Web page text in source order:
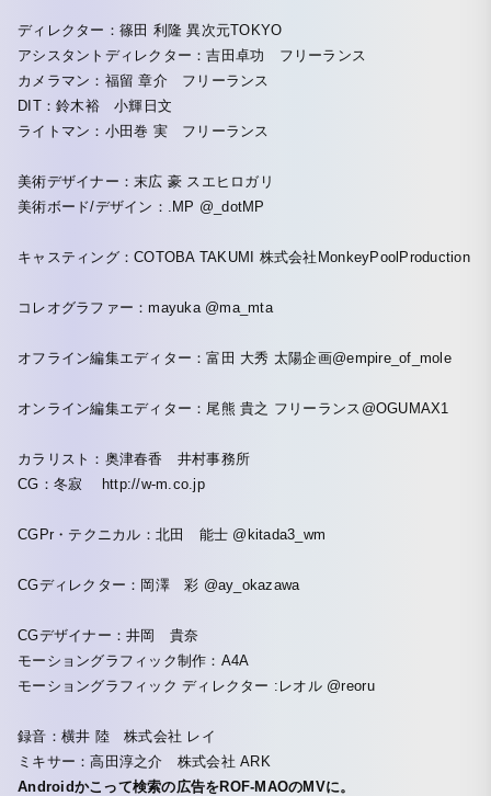
ディレクター：篠田 利隆 異次元TOKYO
アシスタントディレクター：吉田卓功 フリーランス
カメラマン：福留 章介 フリーランス
DIT：鈴木裕 小輝日文
ライトマン：小田巻 実 フリーランス
美術デザイナー：末広 豪 スエヒロガリ
美術ボード/デザイン：.MP @_dotMP
キャスティング：COTOBA TAKUMI 株式会社MonkeyPoolProduction
コレオグラファー：mayuka @ma_mta
オフライン編集エディター：富田 大秀 太陽企画@empire_of_mole
オンライン編集エディター：尾熊 貴之 フリーランス@OGUMAX1
カラリスト：奥津春香 井村事務所
CG：冬寂 http://w-m.co.jp
CGPr・テクニカル：北田 能士 @kitada3_wm
CGディレクター：岡澤 彩 @ay_okazawa
CGデザイナー：井岡 貴奈
モーショングラフィック制作：A4A
モーショングラフィック ディレクター :レオル @reoru
録音：横井 陸 株式会社 レイ
ミキサー：高田淳之介 株式会社 ARK
Androidかこって検索の広告をROF-MAOのMVに。